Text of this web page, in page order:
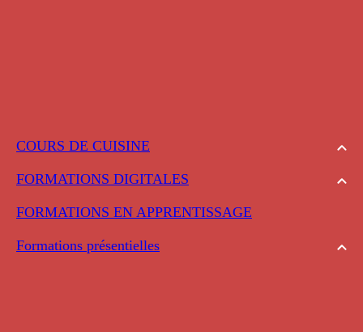
COURS DE CUISINE
FORMATIONS DIGITALES
FORMATIONS EN APPRENTISSAGE
Formations présentielles